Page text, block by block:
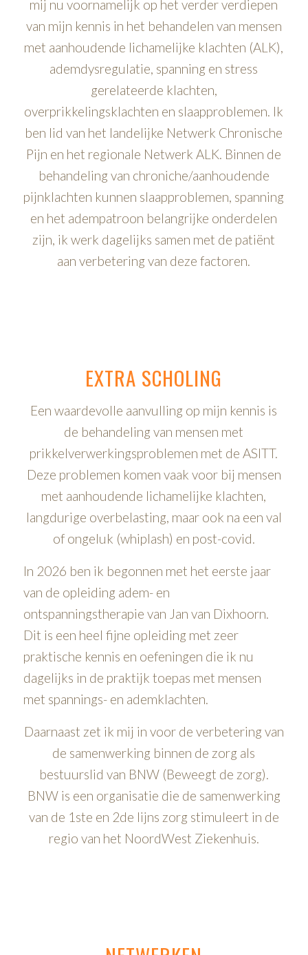
mij nu voornamelijk op het verder verdiepen
van mijn kennis in het behandelen van mensen
met aanhoudende lichamelijke klachten (ALK),
ademdysregulatie, spanning en stress
gerelateerde klachten,
overprikkelingsklachten en slaapproblemen. Ik
ben lid van het landelijke Netwerk Chronische
Pijn en het regionale Netwerk ALK. Binnen de
behandeling van chroniche/aanhoudende
pijnklachten kunnen slaapproblemen, spanning
en het adempatroon belangrijke onderdelen
zijn, ik werk dagelijks samen met de patiënt
aan verbetering van deze factoren.
EXTRA SCHOLING
Een waardevolle aanvulling op mijn kennis is
de behandeling van mensen met
prikkelverwerkingsproblemen met de ASITT.
Deze problemen komen vaak voor bij mensen
met aanhoudende lichamelijke klachten,
langdurige overbelasting, maar ook na een val
of ongeluk (whiplash) en post-covid.
In 2026 ben ik begonnen met het eerste jaar
van de opleiding adem- en
ontspanningstherapie van Jan van Dixhoorn.
Dit is een heel fijne opleiding met zeer
praktische kennis en oefeningen die ik nu
dagelijks in de praktijk toepas met mensen
met spannings- en ademklachten.
Daarnaast zet ik mij in voor de verbetering van
de samenwerking binnen de zorg als
bestuurslid van BNW (Beweegt de zorg).
BNW is een organisatie die de samenwerking
van de 1ste en 2de lijns zorg stimuleert in de
regio van het NoordWest Ziekenhuis.